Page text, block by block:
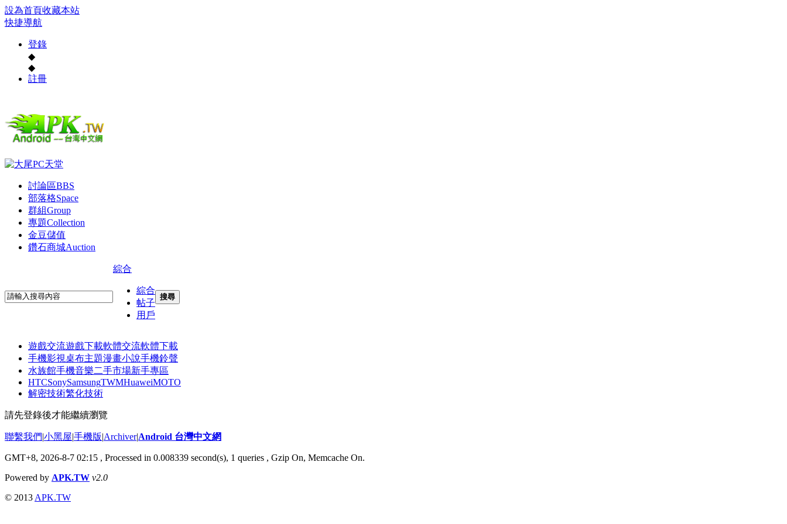
設為首頁收藏本站
快捷導航
登錄
◆
◆
註冊
討論區BBS
部落格Space
群組Group
專題Collection
金豆儲值
鑽石商城Auction
綜合
綜合
帖子
用戶
搜尋
遊戲交流遊戲下載軟體交流軟體下載
手機影視桌布主題漫畫小說手機鈴聲
水族館手機音樂二手市場新手專區
HTCSonySamsungTWMHuaweiMOTO
解密技術繁化技術
請先登錄後才能繼續瀏覽
聯繫我們|小黑屋|手機版|Archiver|Android 台灣中文網
GMT+8, 2026-8-7 02:15 , Processed in 0.008339 second(s), 1 queries , Gzip On, Memcache On.
Powered by APK.TW v2.0
© 2013 APK.TW